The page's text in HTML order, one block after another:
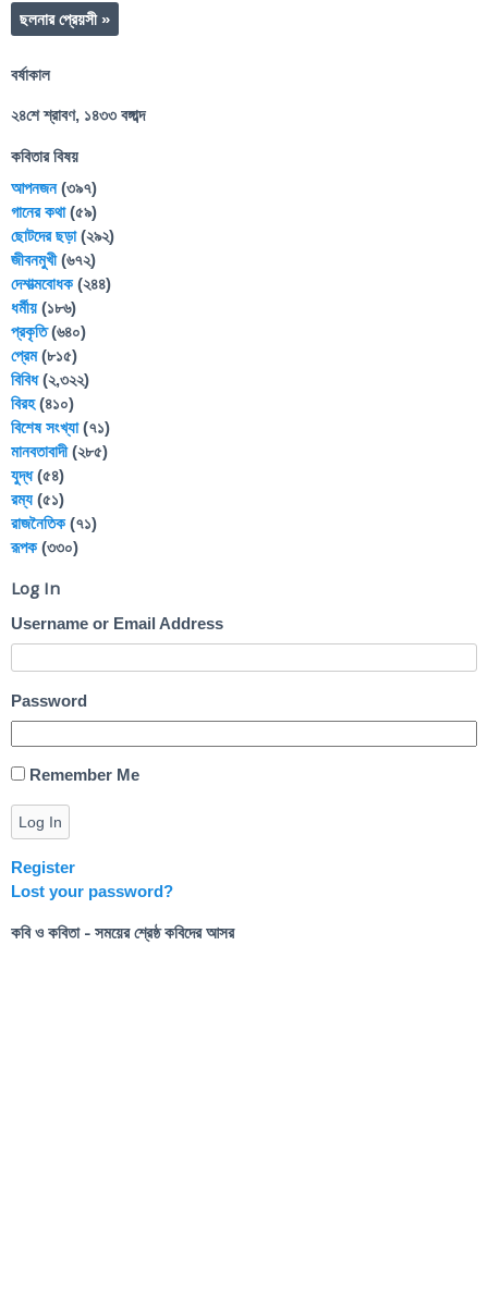
ছলনার প্রেয়সী »
বর্ষাকাল
২৪শে শ্রাবণ, ১৪৩৩ বঙ্গাব্দ
কবিতার বিষয়
আপনজন(৩৯৭)
গানের কথা(৫৯)
ছোটদের ছড়া(২৯২)
জীবনমুখী(৬৭২)
দেশাত্মবোধক(২৪৪)
ধর্মীয়(১৮৬)
প্রকৃতি(৬৪০)
প্রেম(৮১৫)
বিবিধ(২,৩২২)
বিরহ(৪১০)
বিশেষ সংখ্যা(৭১)
মানবতাবাদী(২৮৫)
যুদ্ধ(৫৪)
রম্য(৫১)
রাজনৈতিক(৭১)
রূপক(৩৩০)
Log In
Username or Email Address
Password
Remember Me
Log In
Register
Lost your password?
কবি ও কবিতা - সময়ের শ্রেষ্ঠ কবিদের আসর